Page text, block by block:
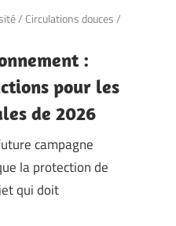
/ Circulations douces/
:
pour les
de 2026
campagne
la protection de
qui doit